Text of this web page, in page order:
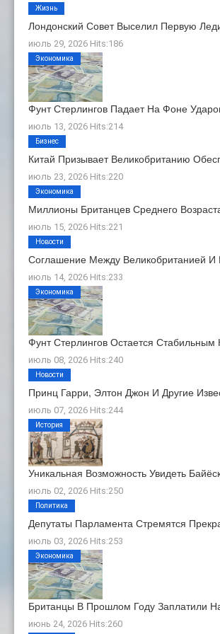
Лондонский Совет Выселил Первую
июль 29, 2026 Hits:186
Жизнь
Фунт Стерлингов Падает На Фоне
июль 13, 2026 Hits:214
Экономика
Китай Призывает Великобританию
июль 23, 2026 Hits:220
Бизнес
Миллионы Британцев Среднего
июль 15, 2026 Hits:221
Экономика
Соглашение Между Великобританией
июль 14, 2026 Hits:233
Новости
Фунт Стерлингов Остается
июль 08, 2026 Hits:240
Экономика
Принц Гарри, Элтон Джон И Другие
июль 07, 2026 Hits:244
Новости
Уникальная Возможность Увидеть
июль 02, 2026 Hits:250
История
Депутаты Парламента Стремятся
июль 03, 2026 Hits:253
Политика
Британцы В Прошлом Году Заплатили
июнь 24, 2026 Hits:260
Экономика